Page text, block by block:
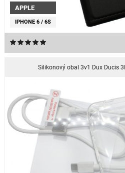
APPLE
IPHONE 6 / 6S
Silikonový obal 3v1 Dux Ducis